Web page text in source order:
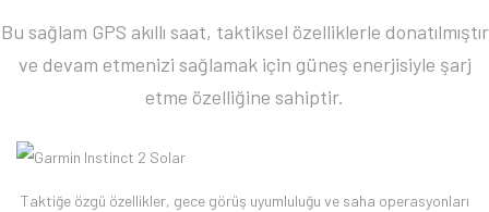
Bu sağlam GPS akıllı saat, taktiksel özelliklerle donatılmıştır
ve devam etmenizi sağlamak için güneş enerjisiyle şarj
etme özelliğine sahiptir.
Taktiğe özgü özellikler, gece görüş uyumluluğu ve saha operasyonları